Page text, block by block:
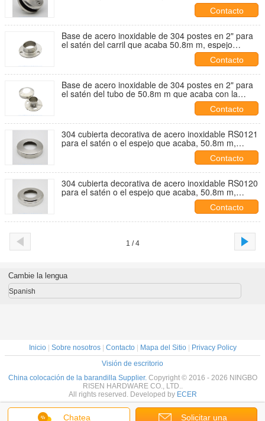
Contacto
Base de acero inoxidable de 304 postes en 2" para
el satén del carril que acaba 50.8m m, espejo
Contacto
Base de acero inoxidable de 304 postes en 2" para
el satén del tubo de 50.8m m que acaba con la
Contacto
304 cubierta decorativa de acero inoxidable RS0121
para el satén o el espejo que acaba, 50.8m m,
grueso 0.4m m de la base del poste
Contacto
304 cubierta decorativa de acero inoxidable RS0120
para el satén o el espejo que acaba, 50.8m m,
grueso 0.4m m de la base del poste
Contacto
1 / 4
Chatea Solicitar una
Cambie la lengua
Spanish
Inicio| Sobre nosotros| Contacto| Mapa del Sitio|
Privacy Policy
Visión de escritorio
China colocación de la barandilla Supplier. Copyright © 2016 - 2026 NINGBO
RISEN HARDWARE CO., LTD..
All rights reserved. Developed by ECER